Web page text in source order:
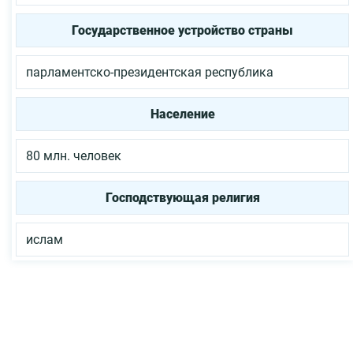
Государственное устройство страны
парламентско-президентская республика
Население
80 млн. человек
Господствующая религия
ислам